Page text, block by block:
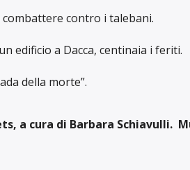
contro i talebani.
edificio a Dacca, centinaia i feriti.
della morte”.
a cura di Barbara Schiavulli.